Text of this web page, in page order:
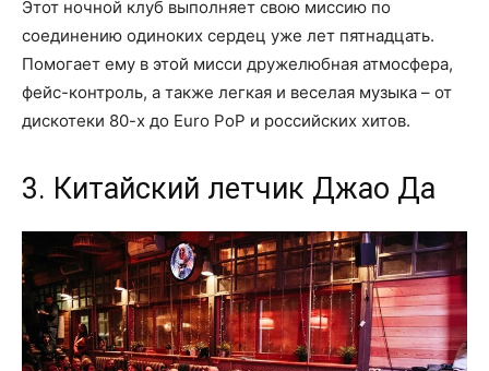
Этот ночной клуб выполняет свою миссию по
соединению одиноких сердец уже лет пятнадцать.
Помогает ему в этой мисси дружелюбная атмосфера,
фейс-контроль, а также легкая и веселая музыка – от
дискотеки 80-х до Euro PoP и российских хитов.
3. Китайский летчик Джао Да